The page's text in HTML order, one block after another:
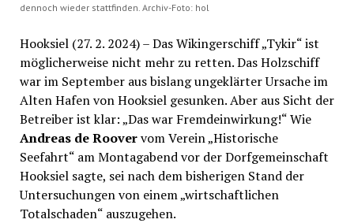
dennoch wieder stattfinden. Archiv-Foto: hol
Hooksiel (27. 2. 2024) – Das Wikingerschiff „Tykir“ ist
möglicherweise nicht mehr zu retten. Das Holzschiff
war im September aus bislang ungeklärter Ursache im
Alten Hafen von Hooksiel gesunken. Aber aus Sicht der
Betreiber ist klar: „Das war Fremdeinwirkung!“ Wie
Andreas de Roovervom Verein „Historische
Seefahrt“ am Montagabend vor der Dorfgemeinschaft
Hooksiel sagte, sei nach dem bisherigen Stand der
Untersuchungen von einem „wirtschaftlichen
Totalschaden“ auszugehen.